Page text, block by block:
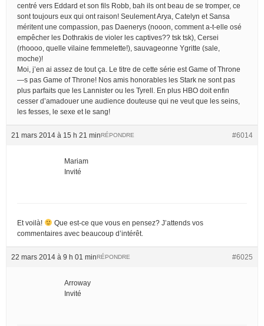
centré vers Eddard et son fils Robb, bah ils ont beau de se tromper, ce
sont toujours eux qui ont raison! Seulement Arya, Catelyn et Sansa
méritent une compassion, pas Daenerys (nooon, comment a-t-elle osé
empêcher les Dothrakis de violer les captives?? tsk tsk), Cersei
(rhoooo, quelle vilaine femmelette!), sauvageonne Ygritte (sale,
moche)!
Moi, j’en ai assez de tout ça. Le titre de cette série est Game of Throne
—s pas Game of Throne! Nos amis honorables les Stark ne sont pas
plus parfaits que les Lannister ou les Tyrell. En plus HBO doit enfin
cesser d’amadouer une audience douteuse qui ne veut que les seins,
les fesses, le sexe et le sang!
21 mars 2014 à 15 h 21 min #6014
RÉPONDRE
Mariam
Invité
Et voilà!
Que est-ce que vous en pensez? J’attends vos
commentaires avec beaucoup d’intérêt.
22 mars 2014 à 9 h 01 min #6025
RÉPONDRE
Arroway
Invité